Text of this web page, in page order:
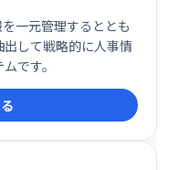
一元管理するととも
して戦略的に人事情
です。